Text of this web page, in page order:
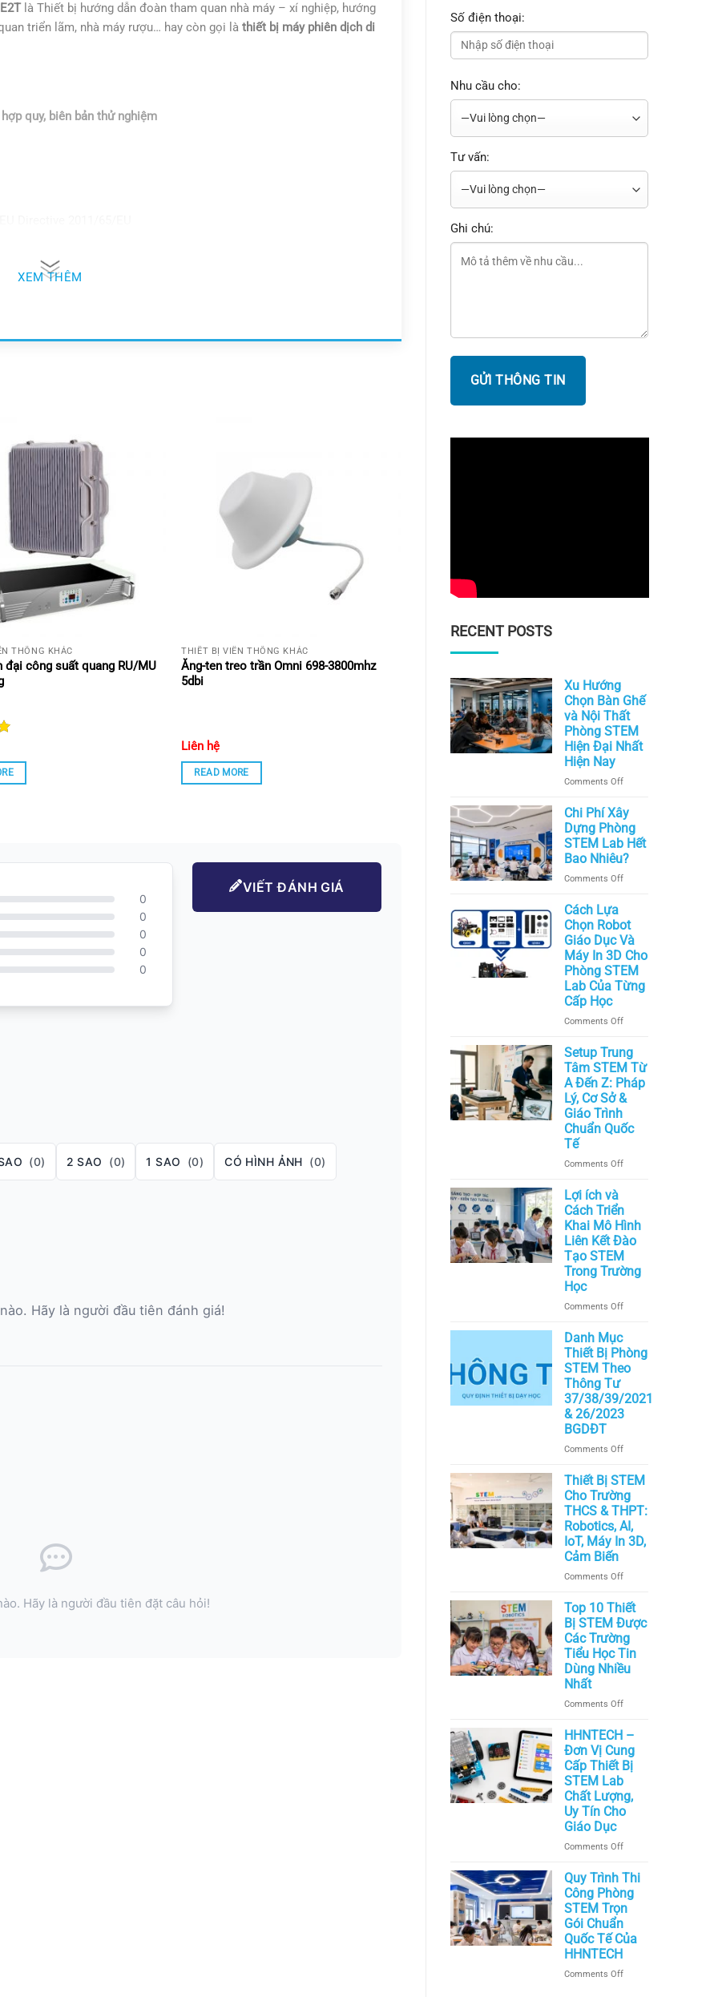
Số điện thoại:
Nhu cầu cho:
Tư vấn:
Ghi chú:
RECENT POSTS
Xu Hướng
Chọn Bàn Ghế
và Nội Thất
Phòng STEM
Hiện Đại Nhất
Hiện Nay
Comments Offon
Hướng
Chọn
Bàn
Ghế
và
Nội
STEM
Hiện
Đại
Nhất
Hiện
Chi Phí Xây
Dựng Phòng
STEM Lab Hết
Bao Nhiêu?
Comments Offon
Xây
Dựng
Phòng
STEM
Lab
Hết
Nhiêu?
Cách Lựa
Chọn Robot
Giáo Dục Và
Máy In 3D Cho
Phòng STEM
Lab Của Từng
Cấp Học
Comments Offon
Lựa
Chọn
Robot
Giáo
Dục
Và
Máy
3D
STEM
Lab
Của
Từng
Cấp
Học
Setup Trung
Tâm STEM Từ
A Đến Z: Pháp
Lý, Cơ Sở &
Giáo Trình
Chuẩn Quốc
Tế
Comments Offon
Tâm
STEM
Từ
A
Đến
Z:
Lý,
Sở
&
Giáo
Chuẩn
Quốc
Tế
Lợi ích và
Cách Triển
Khai Mô Hình
Liên Kết Đào
Tạo STEM
Trong Trường
Học
Comments Offon
ích
và
Cách
Khai
Mô
Hình
Kết
Tạo
STEM
Trong
Trường
Học
Danh Mục
Thiết Bị Phòng
STEM Theo
Thông Tư
37/38/39/2021
& 26/2023
BGDĐT
Comments Offon
Mục
Thiết
Bị
Phòng
STEM
Theo
Tư
&
26/2023
BGDĐT
Thiết Bị STEM
Cho Trường
THCS & THPT:
Robotics, AI,
IoT, Máy In 3D,
Cảm Biến
Comments Offon
Bị
STEM
Cho
Trường
THCS
&
Robotics,
IoT,
Máy
In
3D,
Cảm
Biến
Top 10 Thiết
Bị STEM Được
Các Trường
Tiểu Học Tin
Dùng Nhiều
Nhất
Comments Offon
10
Thiết
Bị
STEM
Được
Các
Trường
Học
Dùng
Nhiều
Nhất
HHNTECH –
Đơn Vị Cung
Cấp Thiết Bị
STEM Lab
Chất Lượng,
Uy Tín Cho
Giáo Dục
Comments Offon
–
Đơn
Vị
Cấp
Thiết
Bị
STEM
Quy Trình Thi
Công Phòng
STEM Trọn
Gói Chuẩn
Quốc Tế Của
HHNTECH
Comments Offon
là Thiết bị hướng dẫn đoàn tham quan nhà máy – xí nghiệp, hướng
triển lãm, nhà máy rượu… hay còn gọi là thiết bị máy phiên dịch di
quy, biên bản thử nghiệm
dụng
một kênh
XEM THÊM
THÔNG KHÁC
đại công suất quang RU/MU
THIẾT BỊ VIỄN THÔNG KHÁC
Ăng-ten treo trần Omni 698-3800mhz
5dbi
Liên hệ
READ MORE
THIẾT BỊ VIỄN THÔNG KHÁC
thông MTPW-520 (Dùng cho Hệ thống
truyền dẫn sóng viễn thông)
0
0
0
0
0
VIẾT ĐÁNH GIÁ
(0) 2 SAO (0) 1 SAO (0) CÓ HÌNH ẢNH (0)
Hãy là người đầu tiên đánh giá!
Hãy là người đầu tiên đặt câu hỏi!